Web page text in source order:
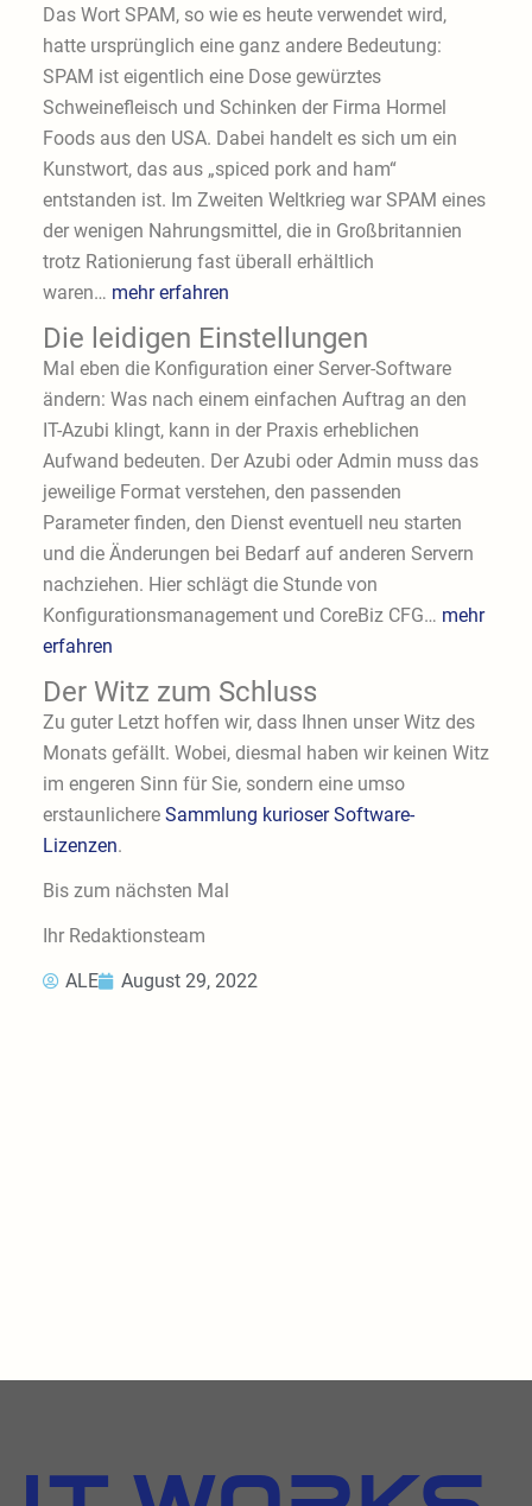
Das Wort SPAM, so wie es heute verwendet wird,
hatte ursprünglich eine ganz andere Bedeutung:
SPAM ist eigentlich eine Dose gewürztes
Schweinefleisch und Schinken der Firma Hormel
Foods aus den USA. Dabei handelt es sich um ein
Kunstwort, das aus „spiced pork and ham“
entstanden ist. Im Zweiten Weltkrieg war SPAM eines
der wenigen Nahrungsmittel, die in Großbritannien
trotz Rationierung fast überall erhältlich
waren… mehr erfahren
Die leidigen Einstellungen
Mal eben die Konfiguration einer Server-Software
ändern: Was nach einem einfachen Auftrag an den
IT-Azubi klingt, kann in der Praxis erheblichen
Aufwand bedeuten. Der Azubi oder Admin muss das
jeweilige Format verstehen, den passenden
Parameter finden, den Dienst eventuell neu starten
und die Änderungen bei Bedarf auf anderen Servern
nachziehen. Hier schlägt die Stunde von
Konfigurationsmanagement und CoreBiz CFG… mehr
erfahren
Der Witz zum Schluss
Zu guter Letzt hoffen wir, dass Ihnen unser Witz des
Monats gefällt. Wobei, diesmal haben wir keinen Witz
im engeren Sinn für Sie, sondern eine umso
erstaunlichere Sammlung kurioser Software-
Lizenzen.
Bis zum nächsten Mal
Ihr Redaktionsteam
ALE
August 29, 2022